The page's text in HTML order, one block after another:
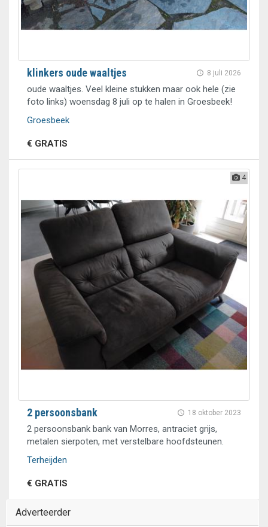
8 juli 2026
klinkers oude waaltjes
oude waaltjes. Veel kleine stukken maar ook hele (zie
foto links) woensdag 8 juli op te halen in Groesbeek!
Groesbeek
€ GRATIS
4
18 oktober 2023
2 persoonsbank
2 persoonsbank bank van Morres, antraciet grijs,
metalen sierpoten, met verstelbare hoofdsteunen.
Terheijden
€ GRATIS
Adverteerder